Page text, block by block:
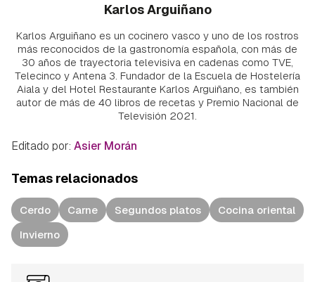
Karlos Arguiñano
Karlos Arguiñano es un cocinero vasco y uno de los rostros
más reconocidos de la gastronomía española, con más de
30 años de trayectoria televisiva en cadenas como TVE,
Telecinco y Antena 3. Fundador de la Escuela de Hostelería
Aiala y del Hotel Restaurante Karlos Arguiñano, es también
autor de más de 40 libros de recetas y Premio Nacional de
Televisión 2021.
Editado por: Asier Morán
Temas relacionados
Cerdo Carne Segundos platos
Cocina oriental
Invierno